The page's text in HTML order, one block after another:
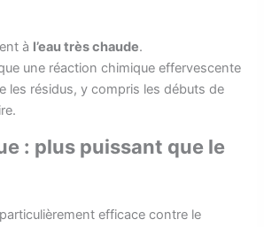
à l’eau très chaude.
une réaction chimique effervescente
les résidus, y compris les débuts de
: plus puissant que le
efficace contre le